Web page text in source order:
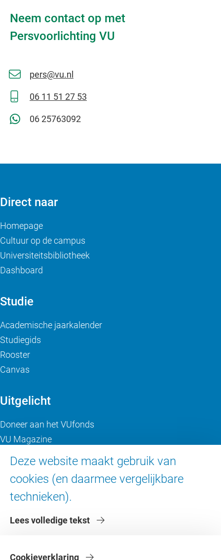
Neem contact op met
Persvoorlichting VU
pers@vu.nl
06 11 51 27 53
06 25763092
Deze website maakt gebruik van
cookies (en daarmee vergelijkbare
technieken).
Lees volledige tekst
Cookieverklaring
Direct naar
Homepage
Cultuur op de campus
Universiteitsbibliotheek
Dashboard
Studie
Academische jaarkalender
Studiegids
Rooster
Canvas
Uitgelicht
Doneer aan het VUfonds
VU Magazine
Over de VU
Contact en route
Faculteiten